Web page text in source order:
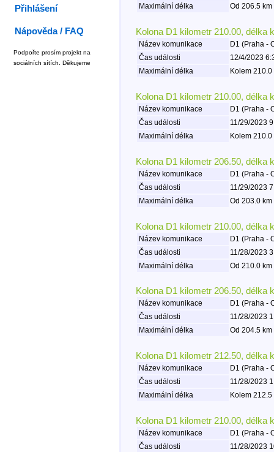
Maximální délka
Od 206.5
Kolona D1 kilometr 210.00, délka
Název komunikace
D1 (Praha -
Čas události
12/4/2023
Maximální délka
Kolem
Kolona D1 kilometr 210.00, délka
Název komunikace
D1 (Praha -
Čas události
11/29/2023
Maximální délka
Kolem
Kolona D1 kilometr 206.50, délka
Název komunikace
D1 (Praha -
Čas události
11/29/2023
Maximální délka
Od 203.0
Kolona D1 kilometr 210.00, délka
Název komunikace
D1 (Praha -
Čas události
11/28/2023
Maximální délka
Od 210.0
Kolona D1 kilometr 206.50, délka
Název komunikace
D1 (Praha -
Čas události
11/28/2023
Maximální délka
Od 204.5
Kolona D1 kilometr 212.50, délka
Název komunikace
D1 (Praha -
Čas události
11/28/2023
Maximální délka
Kolem
Kolona D1 kilometr 210.00, délka
Název komunikace
D1 (Praha -
Čas události
11/28/2023
Přihlášení
Nápověda / FAQ
Podpořte prosím projekt na
sociálních sítích. Děkujeme